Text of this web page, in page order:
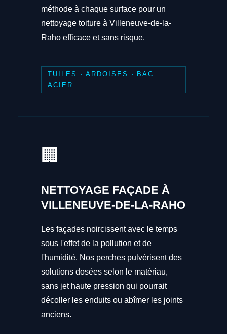
méthode à chaque surface pour un
nettoyage toiture à Villeneuve-de-la-
Raho efficace et sans risque.
TUILES · ARDOISES · BAC
ACIER
🏢
NETTOYAGE FAÇADE À
VILLENEUVE-DE-LA-RAHO
Les façades noircissent avec le temps
sous l'effet de la pollution et de
l'humidité. Nos perches pulvérisent des
solutions dosées selon le matériau,
sans jet haute pression qui pourrait
décoller les enduits ou abîmer les joints
anciens.